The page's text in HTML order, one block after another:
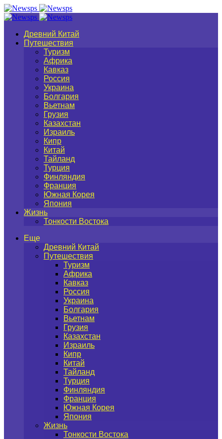
Древний Китай
Путешествия
Туризм
Африка
Кавказ
Россия
Украина
Болгария
Вьетнам
Грузия
Казахстан
Израиль
Кипр
Китай
Тайланд
Турция
Финляндия
Франция
Южная Корея
Япония
Жизнь
Тонкости Востока
Еще
Древний Китай
Путешествия
Туризм
Африка
Кавказ
Россия
Украина
Болгария
Вьетнам
Грузия
Казахстан
Израиль
Кипр
Китай
Тайланд
Турция
Финляндия
Франция
Южная Корея
Япония
Жизнь
Тонкости Востока